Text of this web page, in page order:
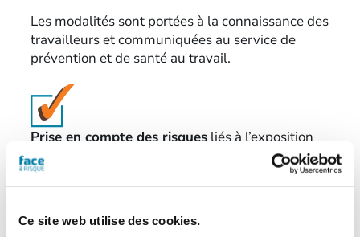
Ce site web utilise des cookies.
Les modalités sont portées à la connaissance des
travailleurs et communiquées au service de
prévention et de santé au travail.
Prise en compte des risquesliés à l’exposition
aux épisodes de chaleur intense dans leplan de
prévention
[…], le plan général de coordination
[…] et le plan particulier de sécurité et de